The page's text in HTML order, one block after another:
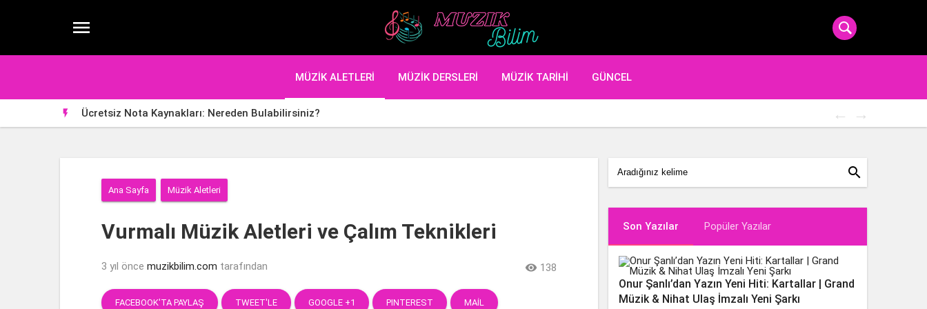

MÜZIK ALETLERI MÜZIK DERSLERI MÜZIK TARIHI GÜNCEL
 Ücretsiz Nota Kaynakları: Nereden Bulabilirsiniz?
Ana Sayfa Müzik Aletleri
Vurmalı Müzik Aletleri ve Çalım Teknikleri
3 yıl önce muzikbilim.com tarafından  138
FACEBOOK'TA PAYLAŞ TWEET'LE GOOGLE +1 PINTEREST MAIL
search
Son Yazılar Popüler Yazılar
Onur Şanlı’dan Yazın Yeni Hiti: Kartallar | Grand
Müzik & Nihat Ulaş İmzalı Yeni Şarkı